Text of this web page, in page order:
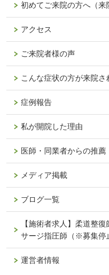
初めてご来院の方へ（来
アクセス
ご来院者様の声
こんな症状の方が来院さ
症例報告
私が開院した理由
医師・同業者からの推薦
メディア掲載
ブログ一覧
【施術者求人】柔道整
サージ指圧師（※募集停
運営者情報